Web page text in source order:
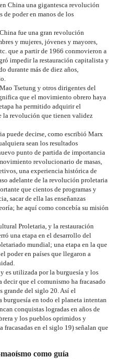
China una gigantesca revolución
de poder en manos de los
fue una gran revolución
y mujeres, jóvenes y mayores,
que a partir de 1966 conmovieron a
impedir la restauración capitalista y
durante más de diez años,
Tsetung y otros dirigentes del
que el movimiento obrero haya
ha permitido adquirir el
la revolución que tienen validez
puede decirse, como escribió Marx
sean los resultados
punto de partida de importancia
revolucionario de masas,
una experiencia histórica de
adelante de la revolución proletaria
que cientos de programas y
sacar de ella las enseñanzas
he aquí como concebía su misión
Proletaria, y la restauración
una etapa en el desarrollo del
mundial; una etapa en la que
poder en países que llegaron a
es utilizada por la burguesía y los
que el comunismo ha fracasado
grande del siglo 20. Así el
burguesía en todo el planeta intentan
conquistas logradas en años de
y los pueblos oprimidos y
fracasadas en el siglo 19) señalan que
como guía